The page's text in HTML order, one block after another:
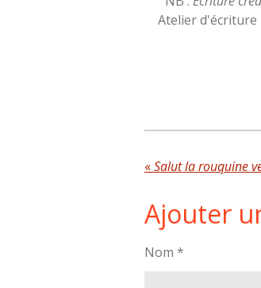
Atelier d'écriture
«Salut la rouquine
Ajouter
Nom *